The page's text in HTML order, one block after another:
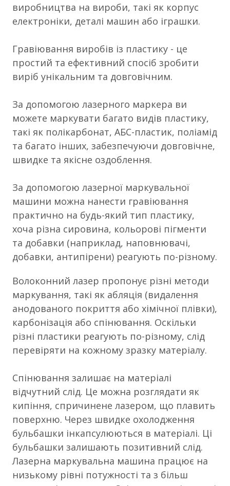
виробництва на вироби, такі як корпус
електроніки, деталі машин або іграшки.
Гравіювання виробів із пластику - це
простий та ефективний спосіб зробити
виріб унікальним та довговічним.
За допомогою лазерного маркера ви
можете маркувати багато видів пластику,
такі як полікарбонат, АБС-пластик, поліамід
та багато інших, забезпечуючи довговічне,
швидке та якісне оздоблення.
За допомогою лазерної маркувальної
машини можна нанести гравіювання
практично на будь-який тип пластику,
хоча різна сировина, кольорові пігменти
та добавки (наприклад, наповнювачі,
добавки, антипірени) реагують по-різному.
Волоконний лазер пропонує різні методи
маркування, такі як абляція (видалення
анодованого покриття або хімічної плівки),
карбонізація або спінювання. Оскільки
різні пластики реагують по-різному, слід
перевіряти на кожному зразку матеріалу.
Спінювання залишає на матеріалі
відчутний слід. Це можна розглядати як
кипіння, спричинене лазером, що плавить
поверхню. Через швидке охолодження
бульбашки інкапсулюються в матеріалі. Ці
бульбашки залишають позитивний слід.
Лазерна маркувальна машина працює на
низькому рівні потужності та з більш